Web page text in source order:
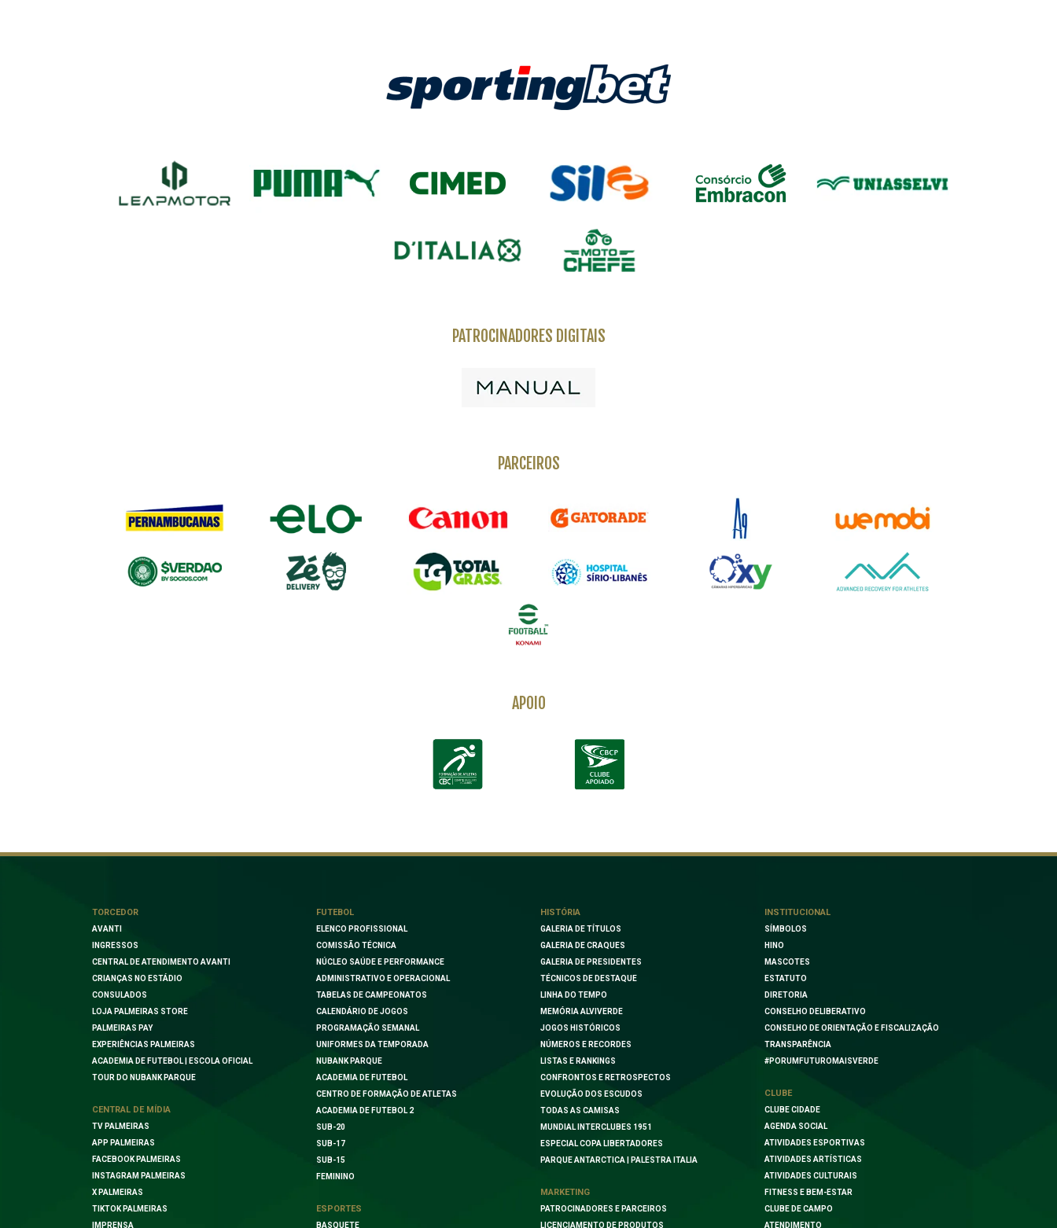
PATROCINADORES DIGITAIS
PARCEIROS
APOIO
TORCEDOR
AVANTI
INGRESSOS
CENTRAL DE ATENDIMENTO AVANTI
CRIANÇAS NO ESTÁDIO
CONSULADOS
LOJA PALMEIRAS STORE
PALMEIRAS PAY
EXPERIÊNCIAS PALMEIRAS
ACADEMIA DE FUTEBOL | ESCOLA OFICIAL
TOUR DO NUBANK PARQUE
CENTRAL DE MÍDIA
TV PALMEIRAS
APP PALMEIRAS
FACEBOOK PALMEIRAS
INSTAGRAM PALMEIRAS
X PALMEIRAS
TIKTOK PALMEIRAS
IMPRENSA
FUTEBOL
ELENCO PROFISSIONAL
COMISSÃO TÉCNICA
NÚCLEO SAÚDE E PERFORMANCE
ADMINISTRATIVO E OPERACIONAL
TABELAS DE CAMPEONATOS
CALENDÁRIO DE JOGOS
PROGRAMAÇÃO SEMANAL
UNIFORMES DA TEMPORADA
NUBANK PARQUE
ACADEMIA DE FUTEBOL
CENTRO DE FORMAÇÃO DE ATLETAS
ACADEMIA DE FUTEBOL 2
SUB-20
SUB-17
SUB-15
FEMININO
ESPORTES
BASQUETE
HISTÓRIA
GALERIA DE TÍTULOS
GALERIA DE CRAQUES
GALERIA DE PRESIDENTES
TÉCNICOS DE DESTAQUE
LINHA DO TEMPO
MEMÓRIA ALVIVERDE
JOGOS HISTÓRICOS
NÚMEROS E RECORDES
LISTAS E RANKINGS
CONFRONTOS E RETROSPECTOS
EVOLUÇÃO DOS ESCUDOS
TODAS AS CAMISAS
MUNDIAL INTERCLUBES 1951
ESPECIAL COPA LIBERTADORES
PARQUE ANTARCTICA | PALESTRA ITALIA
MARKETING
PATROCINADORES E PARCEIROS
LICENCIAMENTO DE PRODUTOS
INSTITUCIONAL
SÍMBOLOS
HINO
MASCOTES
ESTATUTO
DIRETORIA
CONSELHO DELIBERATIVO
CONSELHO DE ORIENTAÇÃO E FISCALIZAÇÃO
TRANSPARÊNCIA
#PORUMFUTUROMAISVERDE
CLUBE
CLUBE CIDADE
AGENDA SOCIAL
ATIVIDADES ESPORTIVAS
ATIVIDADES ARTÍSTICAS
ATIVIDADES CULTURAIS
FITNESS E BEM-ESTAR
CLUBE DE CAMPO
ATENDIMENTO